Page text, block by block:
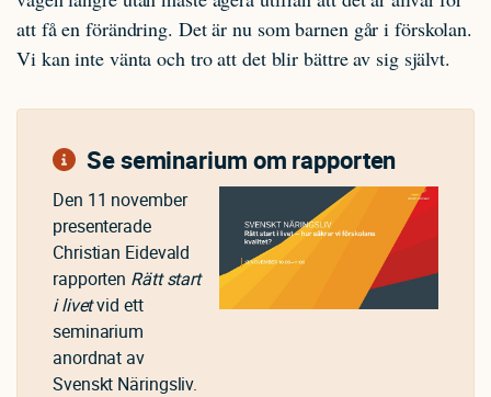
att få en förändring. Det är nu som barnen går i förskolan.
Vi kan inte vänta och tro att det blir bättre av sig självt.
Se seminarium om rapporten
Den 11 november
presenterade
Christian Eidevald
rapporten Rätt start
i livetvid ett
seminarium
anordnat av
Svenskt Näringsliv.